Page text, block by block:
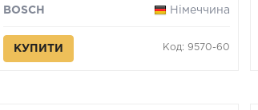
BOSCH
Німеччина
КУПИТИ Код: 9570-60